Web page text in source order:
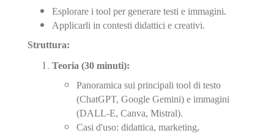
Esplorare i tool per generare testi e immagini.
Applicarli in contesti didattici e creativi.
Struttura:
Teoria (30 minuti):
Panoramica sui principali tool di testo
(ChatGPT, Google Gemini) e immagini
(DALL-E, Canva, Mistral).
Casi d'uso: didattica, marketing,